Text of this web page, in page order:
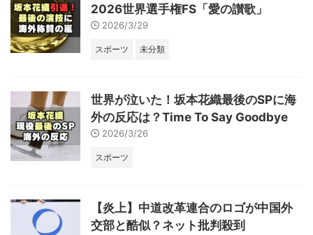
2026世界選手権FS「愛の讃歌」
2026/3/29
スポーツ 未分類
世界が泣いた！坂本花織最後のSPに海
外の反応は？Time To Say Goodbye
2026/3/26
スポーツ
【炎上】中道改革連合のロゴが中国外
交部と酷似？ネット批判殺到